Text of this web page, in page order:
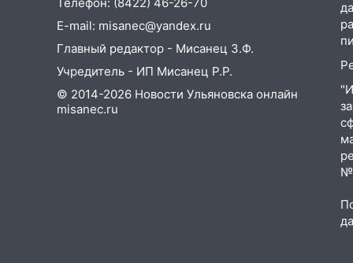
госпитализировали 25-летнего
байкера
14:32
На Ульяновскую область
надвигается жара
14:08 Пешеход переходил по
E-mail: misanec@yandex.ru
Главный редактор - Мисанец З.Ф.
Учредитель - ИП Мисанец Р.Р.
© 2014-2026 Новости Ульяновска онлайн
misanec.ru